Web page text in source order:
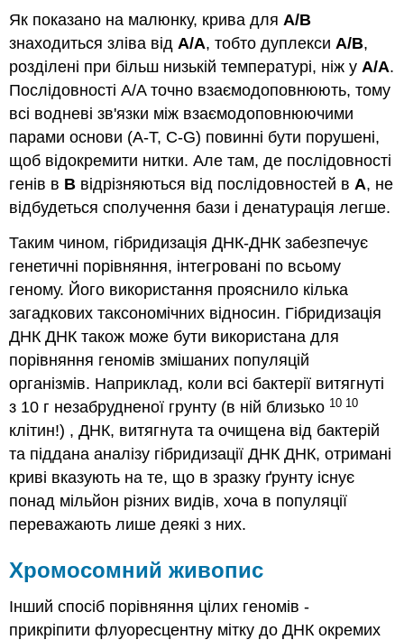
Як показано на малюнку, крива дляA/B
знаходиться зліва відA/A, тобто дуплексиA/B,
розділені при більш низькій температурі, ніж уA/A.
Послідовності A/A точно взаємодоповнюють, тому
всі водневі зв'язки між взаємодоповнюючими
парами основи (A-T, C-G) повинні бути порушені,
щоб відокремити нитки. Але там, де послідовності
генів в B відрізняються від послідовностей вА, не
відбудеться сполучення бази і денатурація легше.
Таким чином, гібридизація ДНК-ДНК забезпечує
генетичні порівняння, інтегровані по всьому
геному. Його використання прояснило кілька
загадкових таксономічних відносин. Гібридизація
ДНК ДНК також може бути використана для
порівняння геномів змішаних популяцій
організмів. Наприклад, коли всі бактерії витягнуті
з 10 г незабрудненої грунту (в ній близько 10 10
клітин!) , ДНК, витягнута та очищена від бактерій
та піддана аналізу гібридизації ДНК ДНК, отримані
криві вказують на те, що в зразку ґрунту існує
понад мільйон різних видів, хоча в популяції
переважають лише деякі з них.
Хромосомний живопис
Інший спосіб порівняння цілих геномів -
прикріпити флуоресцентну мітку до ДНК окремих